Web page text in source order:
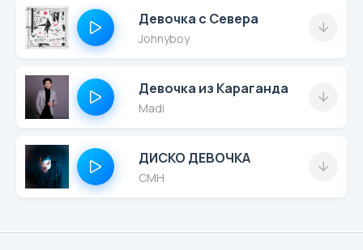
Девочка с Севера
Johnyboy
Девочка из Караганда
Madi
ДИСКО ДЕВОЧКА
CMH